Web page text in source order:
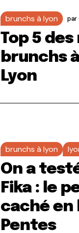
brunchs à lyon par
Top 5
brunchs
Lyon
brunchs à lyon
On a
Fika : le
caché en
Pentes